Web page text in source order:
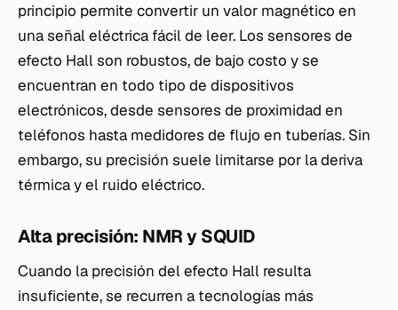
principio permite convertir un valor magnético en
una señal eléctrica fácil de leer. Los sensores de
efecto Hall son robustos, de bajo costo y se
encuentran en todo tipo de dispositivos
electrónicos, desde sensores de proximidad en
teléfonos hasta medidores de flujo en tuberías. Sin
embargo, su precisión suele limitarse por la deriva
térmica y el ruido eléctrico.
Alta precisión: NMR y SQUID
Cuando la precisión del efecto Hall resulta
insuficiente, se recurren a tecnologías más